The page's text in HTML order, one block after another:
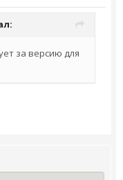
за версию для